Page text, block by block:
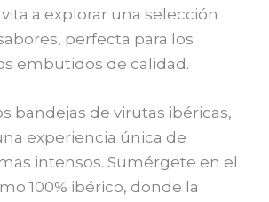
a explorar una selección
perfecta para los
embutidos de calidad.
bandejas de virutas ibéricas,
experiencia única de
intensos. Sumérgete en el
100% ibérico, donde la